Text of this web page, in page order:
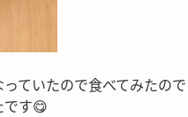
ていたので食べてみたので
です😋